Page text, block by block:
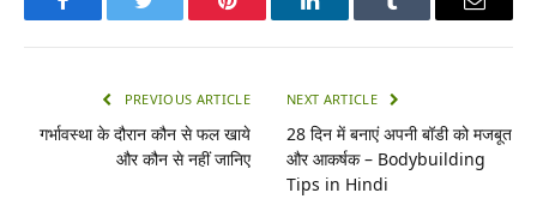
FacebookTwitter Pinterest LinkedInTumblr Email
PREVIOUS ARTICLE
गर्भावस्था के दौरान कौन से फल खाये
और कौन से नहीं जानिए
NEXT ARTICLE
28 दिन में बनाएं अपनी बॉडी को मजबूत
और आकर्षक – Bodybuilding
Tips in Hindi